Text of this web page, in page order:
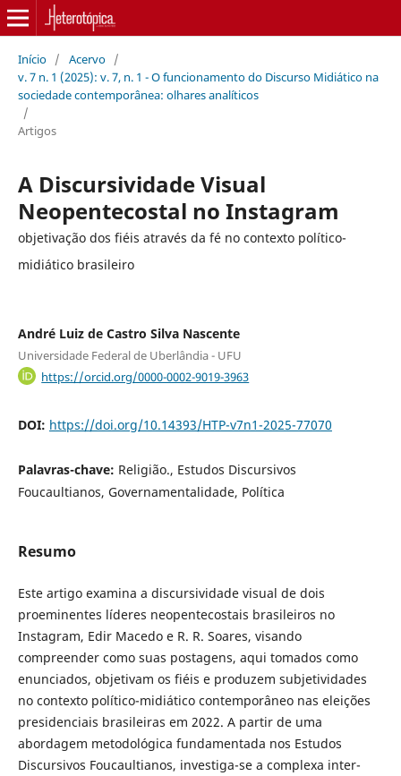
Início / Acervo /
v. 7 n. 1 (2025): v. 7, n. 1 - O funcionamento do Discurso Midiático na
sociedade contemporânea: olhares analíticos
/
Artigos
A Discursividade Visual
Neopentecostal no Instagram
objetivação dos fiéis através da fé no contexto político-
midiático brasileiro
André Luiz de Castro Silva Nascente
Universidade Federal de Uberlândia - UFU
https://orcid.org/0000-0002-9019-3963
DOI: https://doi.org/10.14393/HTP-v7n1-2025-77070
Palavras-chave: Religião., Estudos Discursivos
Foucaultianos, Governamentalidade, Política
Resumo
Este artigo examina a discursividade visual de dois
proeminentes líderes neopentecostais brasileiros no
Instagram, Edir Macedo e R. R. Soares, visando
compreender como suas postagens, aqui tomados como
enunciados, objetivam os fiéis e produzem subjetividades
no contexto político-midiático contemporâneo nas eleições
presidenciais brasileiras em 2022. A partir de uma
abordagem metodológica fundamentada nos Estudos
Discursivos Foucaultianos, investiga-se a complexa inter-